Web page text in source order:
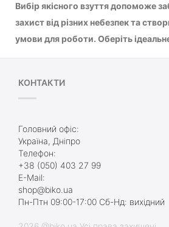
Вибір якісного взуття допоможе
захист від різних небезпек та
умови для роботи. Оберіть
КОНТАКТИ
Головний офіс:
Україна, Дніпро
Телефон:
+38 (050) 403 27 99
E-Mail:
shop@biko.ua
Пн-Птн 09:00-17:00 Сб-Нд: вихідний